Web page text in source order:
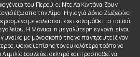
του Περού, οι Ντε Λα Κιντάνα, ζουν
έξω από την Λίμα. Η γιαγιά Δόνια Ζωζεφίνα
μεγαλεία και έχει καλομάθει τα παιδιά
Η Μόνικα, η μεγαλύτερη εγγονή, είναι
με μόνο σκοπό της να παντρευτεί έναν
ψάχνει επίσης τον ευκολότερο τρόπο να
δουλεύει σκληρά και προσπαθεί να